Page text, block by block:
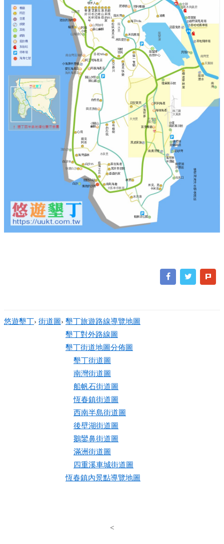
照利餐廳
全聯
啄木鳥藥房
海芋Villa
牧羊人
山海里
送信的漁村
山海國小
小海豚半潛艇
愛玉海產店 阿義海產店
關山夕照
關山巖
田庄所在
尋寶屋
越野家甩尾場
喜哈哈賽車場
惡靈鬼堡
草地飛球場
南灣里
貝殼23
天鵝湖
椰
道
翠
林
屋
龍璟
潛水
龍鑾潭
自然中心
瓊麻展示館
阿利海產
大光
國小
富美餐廳
海
世
界
大光里
日安寶貝
有
棵
樹
小關山
鹹粿
黑皮家族
海味海產
南勇浮潛
羅克
阿舍
頂白沙
海灣森林 水泉里
核三廠
大風車
台電
南部展示館
後壁湖
遊艇碼頭
星砂灣
海世界
半潛艇
出水口
後壁湖
浮潛區
後
壁
湖
海
洋
生
物
保
護
區
卡米克
貓鼻頭公園
白沙31
快樂白沙
戀戀白砂
白沙
擁抱的沙灘
森森的家
南
灣
龍
鑾
潭
餐廳
民宿
交通
娛樂
其他
網路
提款機
加油站
停車場
海角七號
林房
米克。居
藍
海
之
丘
阿三哥海產店
龍水灣
極景
白沙35
勿
忘
我
迪噢
心境
遇
見
快
樂
肥春號
亞
森
川
水月泉
黑牙美宿館
家在海邊
媚
境
811
森山鹹粿
山男咖啡
拉
維
洛
呆
呆
的
家
漫
山
尋
夏
之
澄
雲
杉
軒
南台灣活海鮮
漁夫海產店
夏
日
光
年
躲
一
隻
貓
阿娟
小吃
禾田農場
禾田星空
日‧初Villa
湖畔
佳苑
黎
好
龍
水
里
自然也
南島海趣
松
鼠
遇
見
花
大客車停車場
悠遊墾丁› 街道圖› 墾丁旅遊路線導覽地圖
墾丁對外路線圖
墾丁街道地圖分佈圖
墾丁街道圖
南灣街道圖
船帆石街道圖
恆春鎮街道圖
西南半島街道圖
後壁湖街道圖
鵝鑾鼻街道圖
滿洲街道圖
四重溪車城街道圖
恆春鎮內景點導覽地圖
<